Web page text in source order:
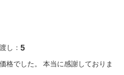
し： 5
格でした。 本当に感謝しておりま